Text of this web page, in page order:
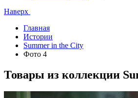
Наверх
Главная
Истории
Summer in the City
Фото 4
Товары из коллекции